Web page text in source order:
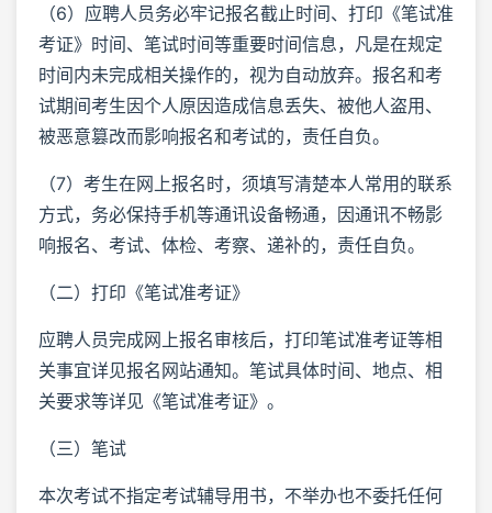
（6）应聘人员务必牢记报名截止时间、打印《笔试准
考证》时间、笔试时间等重要时间信息，凡是在规定
时间内未完成相关操作的，视为自动放弃。报名和考
试期间考生因个人原因造成信息丢失、被他人盗用、
被恶意篡改而影响报名和考试的，责任自负。
（7）考生在网上报名时，须填写清楚本人常用的联系
方式，务必保持手机等通讯设备畅通，因通讯不畅影
响报名、考试、体检、考察、递补的，责任自负。
（二）打印《笔试准考证》
应聘人员完成网上报名审核后，打印笔试准考证等相
关事宜详见报名网站通知。笔试具体时间、地点、相
关要求等详见《笔试准考证》。
（三）笔试
本次考试不指定考试辅导用书，不举办也不委托任何